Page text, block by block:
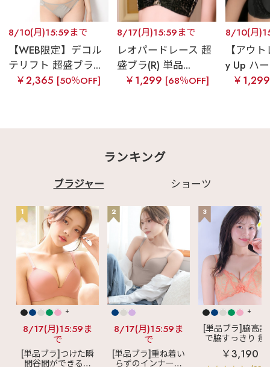
8/10(月)15:59まで
【WEB限定】デコル
テリフト 超盛ブラ...
￥2,365 [50％OFF]
8/17(月)15:59まで
レオパードレース 超
盛ブラ(R) 単品...
￥1,299 [68％OFF]
8/10(月
【アウ
y Up ハ
￥
ランキング
ブラジャー ショーツ
1
+
8/17(月)15:59ま
で
[単品ブラ]つけた瞬
間谷間ができるシ
2
8/17(月)15:59ま
で
[単品ブラ]重ね着い
らずのインナーブ
3
+
[単品ブラ]脇高設
で脇すっきり 痩
見えブラ
カシ
クールレース脇
￥3,190